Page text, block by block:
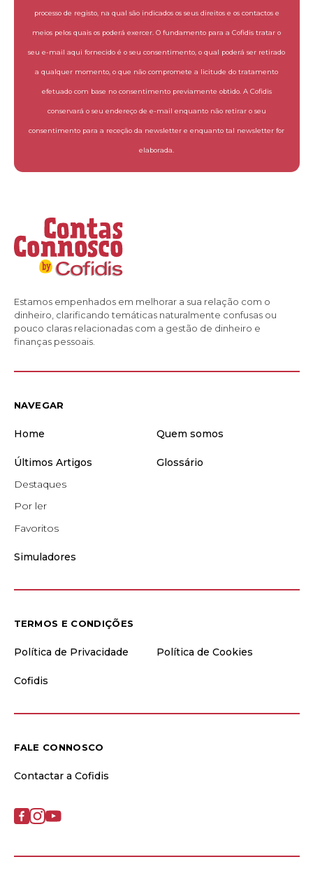
processo de registo, na qual são indicados os seus direitos e os contactos e
meios pelos quais os poderá exercer. O fundamento para a Cofidis tratar o
seu e-mail aqui fornecido é o seu consentimento, o qual poderá ser retirado
a qualquer momento, o que não compromete a licitude do tratamento
efetuado com base no consentimento previamente obtido. A Cofidis
conservará o seu endereço de e-mail enquanto não retirar o seu
consentimento para a receção da newsletter e enquanto tal newsletter for
elaborada.
Estamos empenhados em melhorar a sua relação com o
dinheiro, clarificando temáticas naturalmente confusas ou
pouco claras relacionadas com a gestão de dinheiro e
finanças pessoais.
NAVEGAR
Home Quem somos
Últimos Artigos
Destaques
Por ler
Favoritos
Glossário
Simuladores
TERMOS E CONDIÇÕES
Política de Privacidade Política de Cookies
Cofidis
FALE CONNOSCO
Contactar a Cofidis